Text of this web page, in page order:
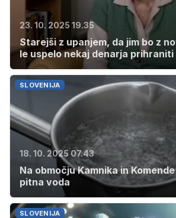
23. 10. 2025 19.35
Starejši z upanjem, da jim bo z
le uspelo nekaj denarja prihraniti
SLOVENIJA
18. 10. 2025 07.43
Na območju Kamnika in
pitna voda
SLOVENIJA